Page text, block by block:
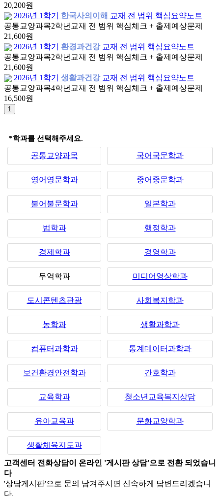
20,200원
2026년 1학기
한국사의이해 교재 전 범위 핵심요약노트
공통교양과목2학년 교재 전 범위 핵심체크 + 출제예상문제
21,600원
2026년 1학기
환경과건강 교재 전 범위 핵심요약노트
공통교양과목2학년 교재 전 범위 핵심체크 + 출제예상문제
21,600원
2026년 1학기
생활과건강 교재 전 범위 핵심요약노트
공통교양과목4학년 교재 전 범위 핵심체크 + 출제예상문제
16,500원
*학과를 선택해주세요.
공통교양과목 국어국문학과
영어영문학과 중어중문학과
불어불문학과 일본학과
법학과 행정학과
경제학과 경영학과
무역학과 미디어영상학과
도시콘텐츠관광 사회복지학과
농학과 생활과학과
컴퓨터과학과 통계데이터과학과
보건환경안전학과 간호학과
교육학과 청소년교육복지상담
유아교육과 문화교양학과
생활체육지도과
고객센터 전화상담이 온라인 '게시판 상담'으로 전환 되었습니
다
'상담게시판'으로 문의 남겨주시면 신속하게 답변드리겠습니
다.